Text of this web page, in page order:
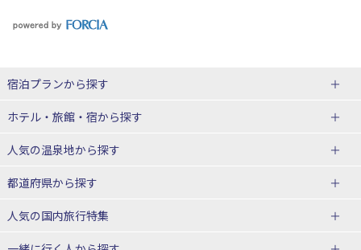
宿泊プランから探す
北海道
東北
青森県
宮城県
山形県
ホテル・旅館・宿から探す
北海道ホテル・旅館
青森県ホテル・旅館
宮城県ホテル・旅館
人気の温泉地から探す
北海道
湯の川温泉(北海道)
十勝川温泉(北海道)
都道府県から探す
人気の国内旅行特集